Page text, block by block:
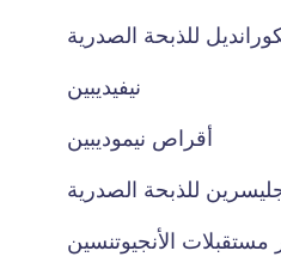
للذبحة الصدرية
نيفيديبين
أقراص نيموديبين
للذبحة الصدرية
الأنجيوتنسين